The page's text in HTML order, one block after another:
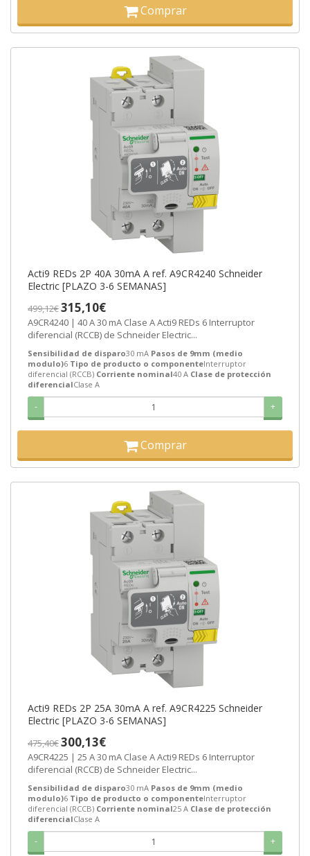
Comprar
Acti9 REDs 2P 40A 30mA A ref. A9CR4240 Schneider
Electric [PLAZO 3-6 SEMANAS]
499,12€315,10€
A9CR4240 | 40 A 30 mA Clase A Acti9 REDs 6 Interruptor
diferencial (RCCB) de Schneider Electric...
Sensibilidad de disparo30 mA Pasos de 9mm (medio
modulo)6 Tipo de producto o componenteInterruptor
diferencial (RCCB) Corriente nominal40 A Clase de protección
diferencialClase A
- +
Comprar
Acti9 REDs 2P 25A 30mA A ref. A9CR4225 Schneider
Electric [PLAZO 3-6 SEMANAS]
475,40€300,13€
A9CR4225 | 25 A 30 mA Clase A Acti9 REDs 6 Interruptor
diferencial (RCCB) de Schneider Electric...
Sensibilidad de disparo30 mA Pasos de 9mm (medio
modulo)6 Tipo de producto o componenteInterruptor
diferencial (RCCB) Corriente nominal25 A Clase de protección
diferencialClase A
- +